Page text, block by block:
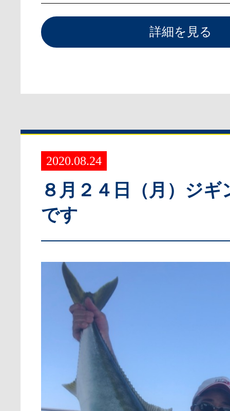
詳細を見る
2020.08.24
８月２４日（月）ジギ
です